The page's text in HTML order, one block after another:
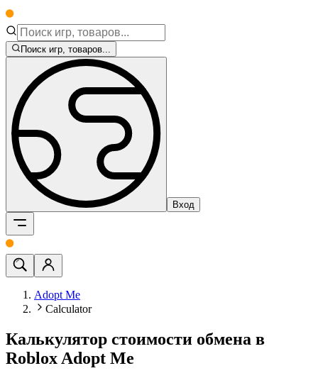
Поиск игр, товаров...
Вход
Adopt Me
Calculator
Калькулятор стоимости обмена в
Roblox Adopt Me